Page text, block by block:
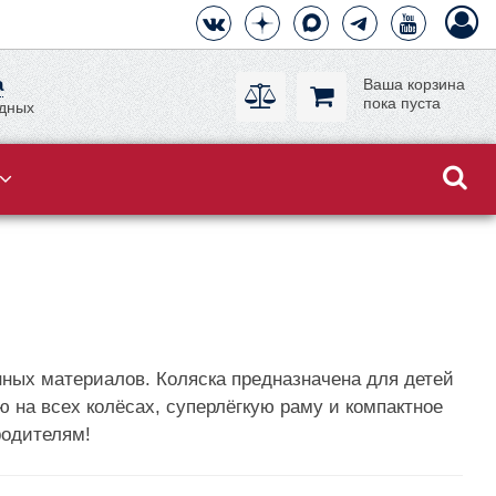
Ваша корзина
пока пуста
материалов. Коляска предназначена для детей
всех колёсах, суперлёгкую раму и компактное